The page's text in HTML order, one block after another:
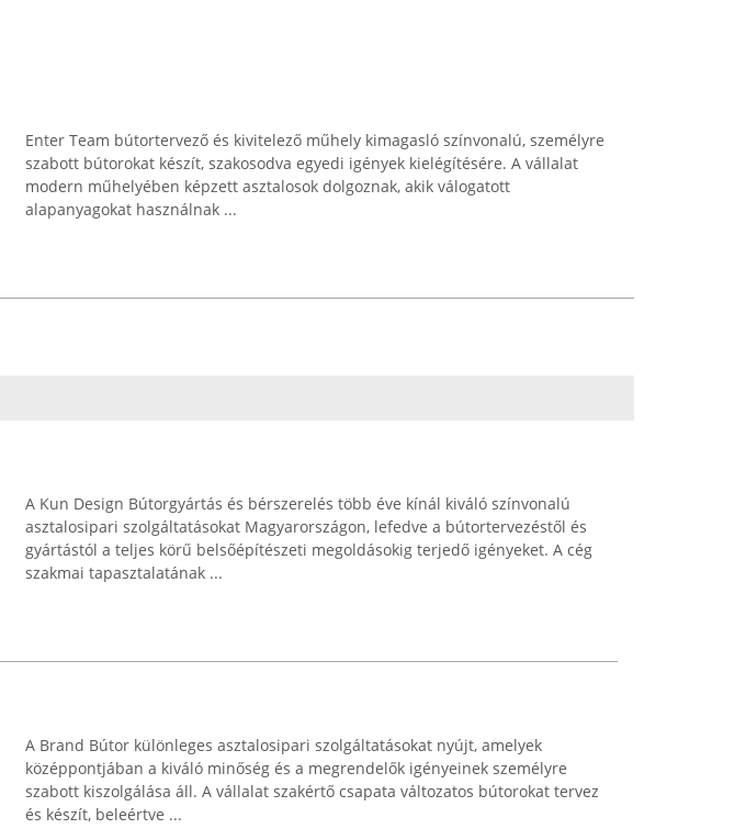
Enter Team bútortervező és kivitelező műhely kimagasló színvonalú, személyre
szabott bútorokat készít, szakosodva egyedi igények kielégítésére. A vállalat
modern műhelyében képzett asztalosok dolgoznak, akik válogatott
alapanyagokat használnak ...
A Kun Design Bútorgyártás és bérszerelés több éve kínál kiváló színvonalú
asztalosipari szolgáltatásokat Magyarországon, lefedve a bútortervezéstől és
gyártástól a teljes körű belsőépítészeti megoldásokig terjedő igényeket. A cég
szakmai tapasztalatának ...
A Brand Bútor különleges asztalosipari szolgáltatásokat nyújt, amelyek
középpontjában a kiváló minőség és a megrendelők igényeinek személyre
szabott kiszolgálása áll. A vállalat szakértő csapata változatos bútorokat tervez
és készít, beleértve ...